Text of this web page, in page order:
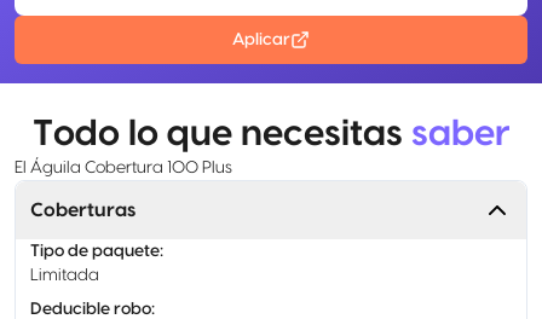
Aplicar
Todo lo que necesitas saber
El Águila Cobertura 100 Plus
Coberturas
Tipo de paquete:
Limitada
Deducible robo: